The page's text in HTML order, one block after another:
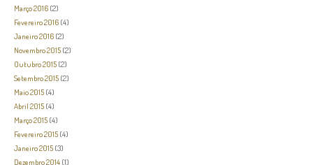
Março 2016 (2)
Fevereiro 2016 (4)
Janeiro 2016 (2)
Novembro 2015 (2)
Outubro 2015 (2)
Setembro 2015 (2)
Maio 2015 (4)
Abril 2015 (4)
Março 2015 (4)
Fevereiro 2015 (4)
Janeiro 2015 (3)
Dezembro 2014 (1)